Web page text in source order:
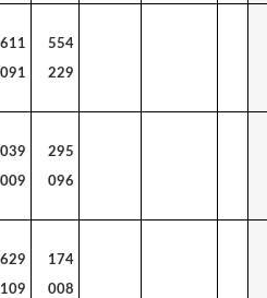
091
554
229
009
295
096
109
174
008